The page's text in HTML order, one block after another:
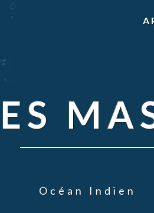
A
Océan Indien